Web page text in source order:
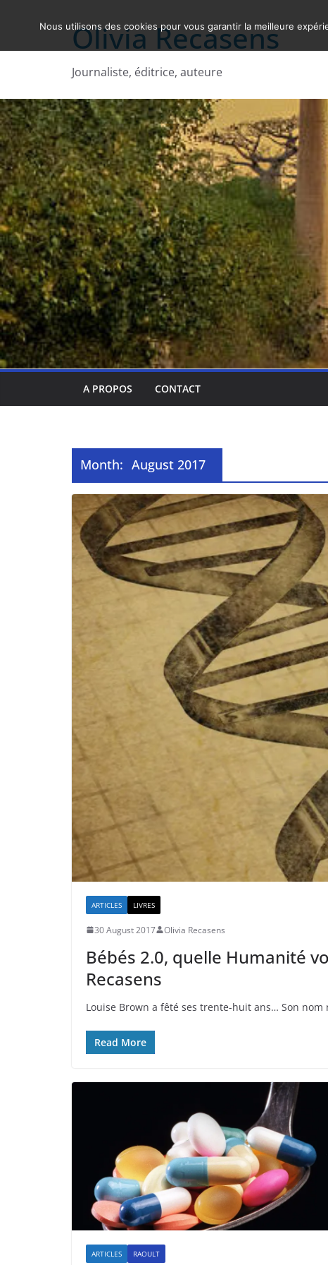
content
Olivia Recasens
Journaliste, éditrice, auteure
A PROPOS CONTACT
Month: August 2017
ARTICLES LIVRES
30 August 2017 Olivia Recasens
Bébés 2.0, quelle Humanité
Recasens
Louise Brown a fêté ses trente-huit ans… Son
Read More
ARTICLES RAOULT
Nous utilisons des cookies pour vous garantir la meilleure